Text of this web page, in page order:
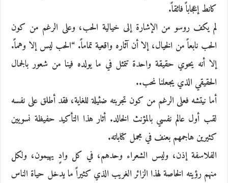
كانط إعجاباً فائقاً.
لم يكف روسو من الإشارة إلى خيالية الحب، وعلى الرغم من كون
الحب نابعاً من الخيال، إلا أن آثاره واقعية تماماً. “الحب ليس إلا وهماً.
إلا أنه يحوي حقيقة واحدة تتمثل في ما يولده فينا من شعور بالجمال
الحقيقي الذي يجعلنا نحب..
أما نيتشه فعلى الرغم من كون تجربته ضئيلة للغاية، فقد أطلق على نفسه
لقب أول عالم نفسي بالمؤنث الخالد. أثار هذا التأكيد حفيظة نسويين
كثيرين هاجمهم بعنف في مجمل كتاباته.
الفلاسفة إذن، وليس الشعراء وحدهم، في كل وادٍ يهيمون، ولكل
منهم رؤيته الخاصة لهذا الزائر الغريب الذي كثيراً ما يدخل حياة الناس